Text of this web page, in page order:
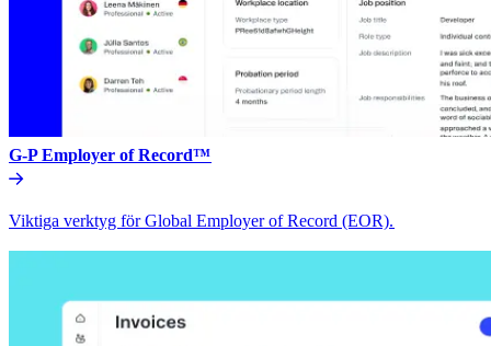
G-P Employer of Record™​​
Viktiga verktyg för Global Employer of Record (EOR).​​